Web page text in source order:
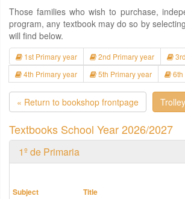
Those families who wish to purchase,
program, any textbook may do so by
will find below.
1st Primary year 2nd Primary year
4th Primary year
5th Primary year 6th
« Return to bookshop frontpage
Textbooks School Year 2026/2027
1º de Primaria
Subject Title